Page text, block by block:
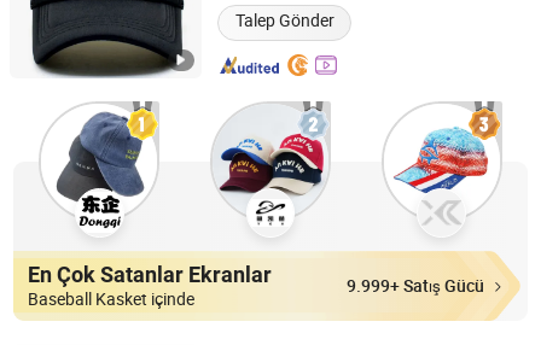
Talep Gönder
En Çok Satanlar Ekranlar
Baseball Kasket içinde
9.999+ Satış Gücü